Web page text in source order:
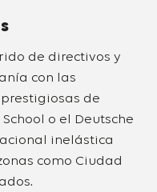
de directivos y
con las
de
o el Deutsche
inelástica
como Ciudad